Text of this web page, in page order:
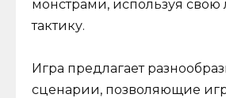
монстрами, используя свою
тактику.
Игра предлагает
сценарии, позволяющие